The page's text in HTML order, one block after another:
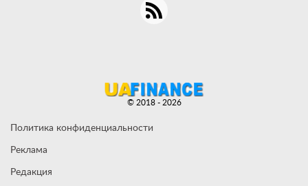
Политика конфиденциальности
Реклама
Редакция
© 2018 - 2026